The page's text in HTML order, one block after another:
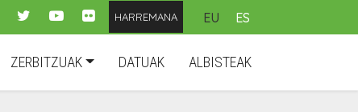
HARREMANA EU ES
ZERBITZUAK DATUAK ALBISTEAK